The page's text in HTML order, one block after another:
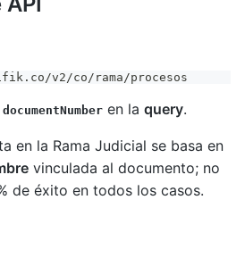
v2/co/rama/procesos
documentNumber en la query.
en la Rama Judicial se basa en
vinculada al documento; no
de éxito en todos los casos.